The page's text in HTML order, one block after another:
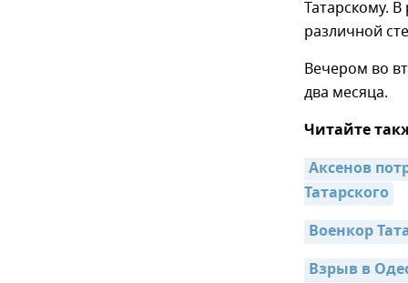
Татарскому.
различной
Вечером во
два месяца.
Читайте
Аксенов
Татарского
Военкор
Взрыв в